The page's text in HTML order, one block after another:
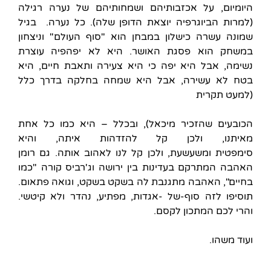
היומיום, על אכזבותיהם ושמחותיהם של נערה רגילה
(למרות הביוגרפיה יוצאת הדופן שלה). כל נערה. בגיל
שמונה עשרה כישלון במבחן הוא "סוף העולם" וניצחון
במשחק הוא פסגת האושר. היא לא יפהפיה עוצרת
נשימה, אבל היא יפה כי היא צעירה ותאבת חיים, היא
בטח לא עשירה, אבל היא שמחה בחלקה בדרך כלל
(למעט תקרית
הכובעים שהזכיר מיכאל), ובכלל – היא כמו כל אחת
מאיתנו, ולכן קל להזדהות איתה, והיא
סימפטית ומשעשעת, ולכן קל לנו לאהוב אותה. גם רומן
האהבה המתרקם בעדינות בין ירושה וג'רביס קורה "כמו
בחיים", האהבה מתגנבת לה בשקט בשקט, וגואה פתאום.
תוסיפו לזה סוף-של -אגדות, מפתיע, נהדר ולא קיטשי.
והרי לכם המתכון לקסם.
ועוד משהו.